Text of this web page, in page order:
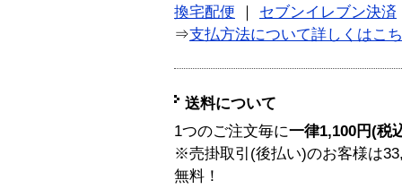
換宅配便
セブンイレブン決済
⇒支払方法について詳しくはこ
送料について
1つのご注文毎に一律1,100円(税
※売掛取引(後払い)のお客様は
無料！